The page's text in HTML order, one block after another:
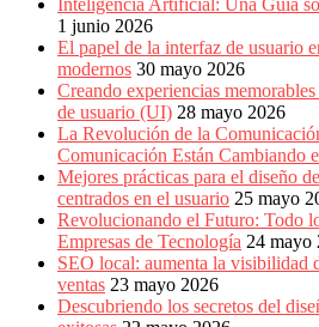
1 junio 2026
El papel de la interfaz de usuario
modernos 30 mayo 2026
Creando experiencias
de usuario (UI) 28 mayo 2026
La Revolución de la
Comunicación Están Cambiando
Mejores prácticas para el diseño
centrados en el usuario 25 mayo
Revolucionando el Futuro: Todo
Empresas de Tecnología 24 mayo
SEO local: aumenta la visibilidad
ventas 23 mayo 2026
Descubriendo los secretos del